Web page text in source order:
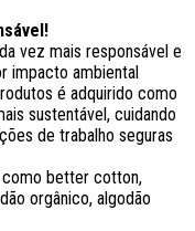
vez mais responsável e
impacto ambiental
é adquirido como
sustentável, cuidando
de trabalho seguras
como better cotton,
orgânico, algodão